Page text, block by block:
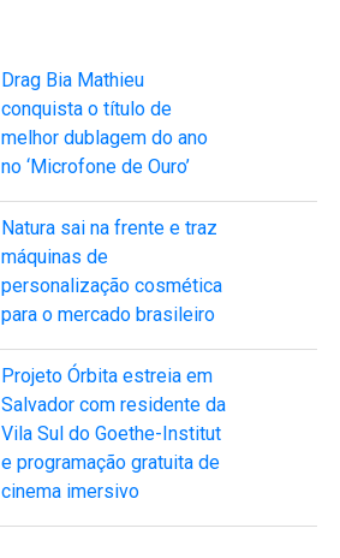
Drag Bia Mathieu
conquista o título de
melhor dublagem do ano
no ‘Microfone de Ouro’
Natura sai na frente e traz
máquinas de
personalização cosmética
para o mercado brasileiro
Projeto Órbita estreia em
Salvador com residente da
Vila Sul do Goethe-Institut
e programação gratuita de
cinema imersivo